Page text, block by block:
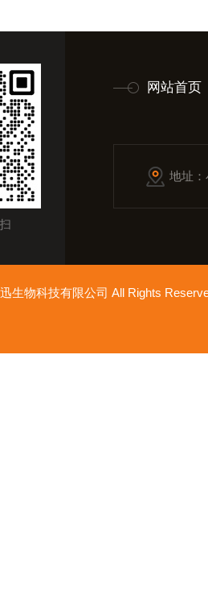
网站首页
地址
生物科技有限公司 All Rights